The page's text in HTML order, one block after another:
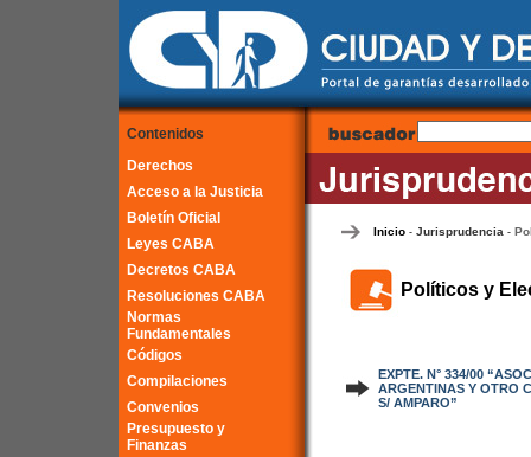
Contenidos
Derechos
Acceso a la Justicia
Boletín Oficial
Leyes CABA
Decretos CABA
Resoluciones CABA
Normas
Fundamentales
Códigos
Compilaciones
Convenios
Presupuesto y
Finanzas
Inicio - Jurisprudencia -
Políticos y
EXPTE. N° 334/00
ARGENTINAS Y OTRO
S/ AMPARO”